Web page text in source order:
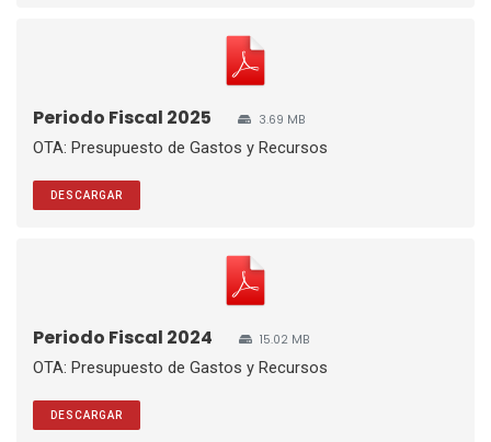
Periodo Fiscal 2025 3.69 MB
OTA: Presupuesto de Gastos y Recursos
DESCARGAR
Periodo Fiscal 2024 15.02 MB
OTA: Presupuesto de Gastos y Recursos
DESCARGAR